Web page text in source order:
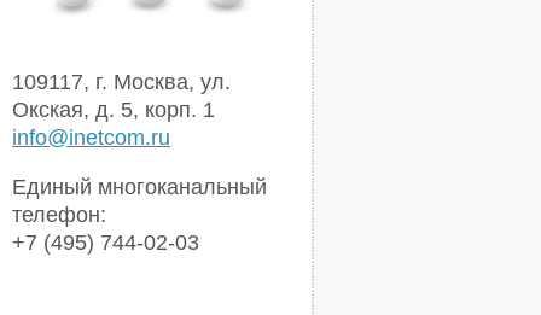
109117, г. Москва, ул.
Окская, д. 5, корп. 1
info@inetcom.ru
Единый многоканальный
телефон:
+7 (495) 744-02-03